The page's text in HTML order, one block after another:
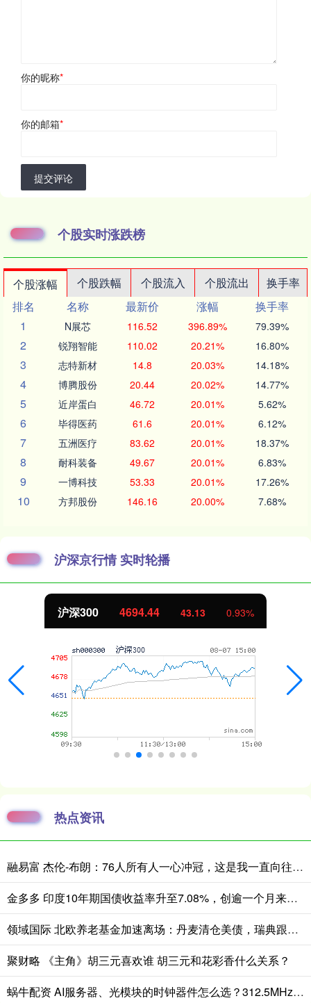
你的昵称*
你的邮箱*
提交评论
个股实时涨跌榜
个股涨幅 个股跌幅 个股流入 个股流出
换手率
排名
名称 最新价 涨幅
换手率
1
N展芯 116.52 396.89% 79.39%
2 锐翔智能 110.02 20.21% 16.80%
3 志特新材 14.8 20.03% 14.18%
4 博腾股份 20.44 20.02% 14.77%
5 近岸蛋白 46.72 20.01% 5.62%
6 毕得医药 61.6 20.01% 6.12%
7 五洲医疗 83.62 20.01% 18.37%
8 耐科装备 49.67 20.01% 6.83%
9 一博科技 53.33 20.01% 17.26%
10 方邦股份 146.16 20.00% 7.68%
沪深京行情 实时轮播
沪深300 4694.44 43.13 0.93%
热点资讯
融易富 杰伦-布朗：76人所有人一心冲冠，这是我一直向往的团队氛围
金多多 印度10年期国债收益率升至7.08%，创逾一个月来新高
领域国际 北欧养老基金加速离场：丹麦清仓美债，瑞典跟卖，格陵兰考虑抛售美国股票
聚财略 《主角》胡三元喜欢谁 胡三元和花彩香什么关系？
蜗牛配资 AI服务器、光模块的时钟器件怎么选？312.5MHz差分晶振是关键